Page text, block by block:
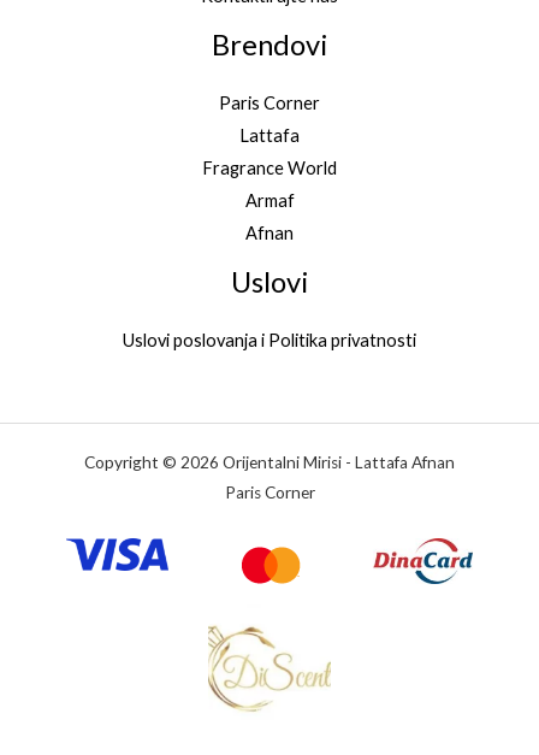
Brendovi
Paris Corner
Lattafa
Fragrance World
Armaf
Afnan
Uslovi
Uslovi poslovanja i Politika privatnosti
Copyright © 2026 Orijentalni Mirisi - Lattafa Afnan
Paris Corner